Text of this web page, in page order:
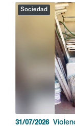
Sociedad
31/07/2026